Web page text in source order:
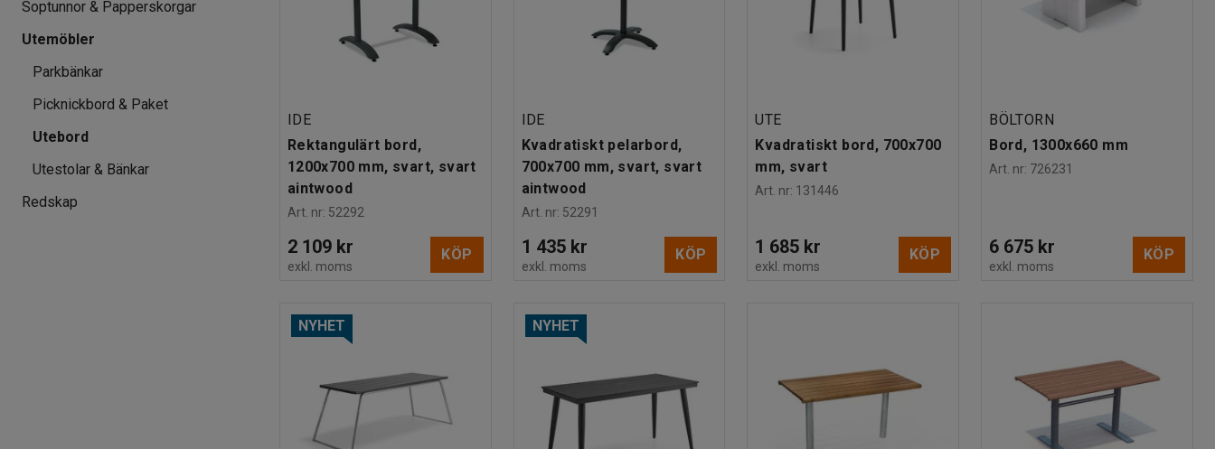
IDE
Rektangulärt bord,
1200x700 mm, svart, svart
aintwood
Art. nr: 52292
2 109 kr
exkl. moms
KÖP
IDE
Kvadratiskt pelarbord,
700x700 mm, svart, svart
aintwood
Art. nr: 52291
1 435 kr
exkl. moms
KÖP
UTE
Kvadratiskt bord, 700x700
mm, svart
Art. nr: 131446
1 685 kr
exkl. moms
KÖP
BÖLTORN
Bord, 1300x660 mm
Art. nr: 726231
6 675 kr
exkl. moms
KÖP
NYHET NYHET
Soptunnor & Papperskorgar
Utemöbler
Parkbänkar
Picknickbord & Paket
Utebord
Utestolar & Bänkar
Redskap